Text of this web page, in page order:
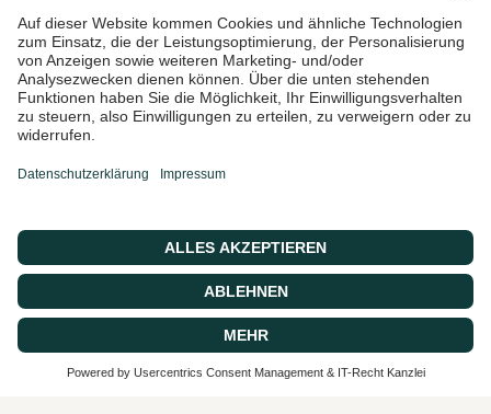
Ich bin damit einverstanden,
Marketing-E-Mails und
Sonderangebote zu erhalten
© 2026 CASA 43 Concept, Powered by shopify